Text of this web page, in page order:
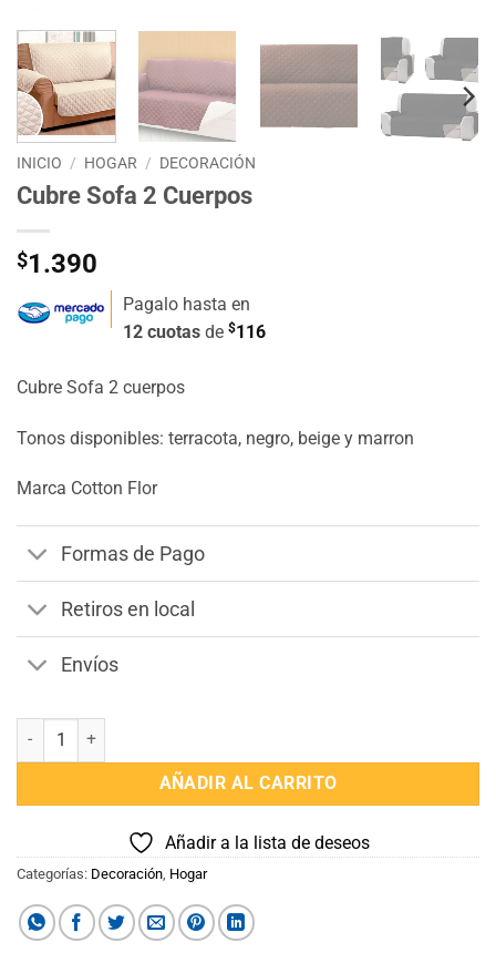
INICIO / HOGAR / DECORACIÓN
Cubre Sofa 2 Cuerpos
$1.390
Pagalo hasta en
12 cuotas de $116
Cubre Sofa 2 cuerpos
Tonos disponibles: terracota, negro, beige y marron
Marca Cotton Flor
Formas de Pago
Retiros en local
Envíos
Cubre Sofa 2 Cuerpos cantidad
AÑADIR AL CARRITO
Añadir a la lista de deseos
Categorías: Decoración Hogar